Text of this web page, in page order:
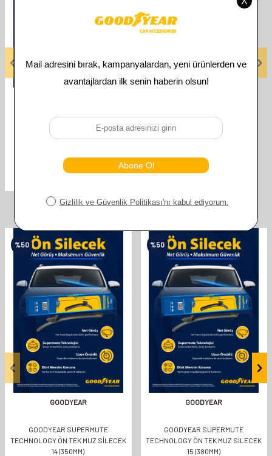
GOODYEAR MITSUBISHI LANCER
1995-2004 SUPERMUTE 2'LI
610,00
305,00TL
%50
GOODYEAR
GOODYEAR SUPERMUTE
TECHNOLOGY ÖN TEK MUZ SİLECEK
14 (350MM)
%50
GOODYEAR
GOODYEAR SUPERMUTE
TECHNOLOGY ÖN TEK MUZ SİLECEK
15 (380MM)